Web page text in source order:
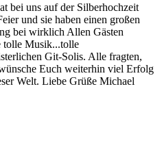
bei uns auf der Silberhochzeit
und sie haben einen großen
bei wirklich Allen Gästen
tolle Musik...tolle
Git-Solis. Alle fragten,
Euch weiterhin viel Erfolg
Welt. Liebe Grüße Michael